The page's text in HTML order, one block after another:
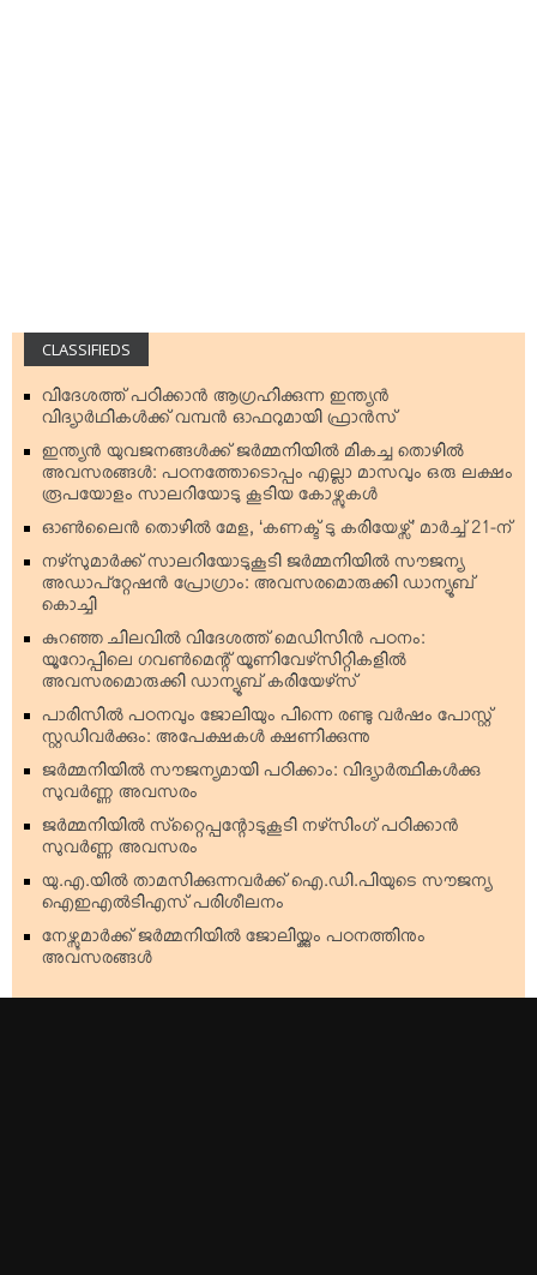
CLASSIFIEDS
വിദേശത്ത് പഠിക്കാന്‍ ആഗ്രഹിക്കുന്ന ഇന്ത്യന്‍
വിദ്യാര്‍ഥികള്‍ക്ക് വമ്പന്‍ ഓഫറുമായി ഫ്രാന്‍സ്
ഇന്ത്യന്‍ യുവജനങ്ങള്‍ക്ക് ജര്‍മ്മനിയില്‍ മികച്ച തൊഴില്‍
അവസരങ്ങള്‍: പഠനത്തോടൊപ്പം എല്ലാ മാസവും ഒരു ലക്ഷം
രൂപയോളം സാലറിയോടു കൂടിയ കോഴ്സുകള്‍
ഓണ്‍ലൈന്‍ തൊഴില്‍ മേള, ‘കണക്ട് ടു കരിയേഴ്സ്’ മാര്‍ച്ച് 21-ന്
നഴ്‌സുമാര്‍ക്ക് സാലറിയോടുകൂടി ജര്‍മ്മനിയില്‍ സൗജന്യ
അഡാപ്റ്റേഷന്‍ പ്രോഗ്രാം: അവസരമൊരുക്കി ഡാന്യൂബ്
കൊച്ചി
കുറഞ്ഞ ചിലവില്‍ വിദേശത്ത് മെഡിസിന്‍ പഠനം:
യൂറോപ്പിലെ ഗവണ്‍മെന്റ് യൂണിവേഴ്‌സിറ്റികളില്‍
അവസരമൊരുക്കി ഡാന്യൂബ് കരിയേഴ്‌സ്
പാരിസില്‍ പഠനവും ജോലിയും പിന്നെ രണ്ടു വര്‍ഷം പോസ്റ്റ്
സ്റ്റഡിവര്‍ക്കും: അപേക്ഷകള്‍ ക്ഷണിക്കുന്നു
ജര്‍മ്മനിയില്‍ സൗജന്യമായി പഠിക്കാം: വിദ്യാര്‍ത്ഥികള്‍ക്കു
സുവര്‍ണ്ണ അവസരം
ജര്‍മ്മനിയില്‍ സ്‌റ്റൈപ്പന്റോടുകൂടി നഴ്‌സിംഗ് പഠിക്കാന്‍
സുവര്‍ണ്ണ അവസരം
യു.എ.യില്‍ താമസിക്കുന്നവര്‍ക്ക് ഐ.ഡി.പിയുടെ സൗജന്യ
ഐഇഎല്‍ടിഎസ് പരിശീലനം
നേഴ്സുമാര്‍ക്ക് ജര്‍മ്മനിയില്‍ ജോലിയ്ക്കും പഠനത്തിനും
അവസരങ്ങള്‍